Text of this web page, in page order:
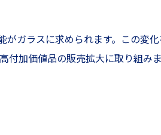
ガラスに求められます。この変
加価値品の販売拡大に取り組みま